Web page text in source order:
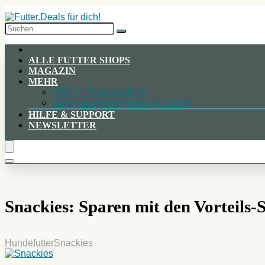
to
Content
ALLE FUTTER SHOPS
MAGAZIN
MEHR
CBD Öl Preisvergleich
Wasserbedarf-Rechner für Hunde
HILFE & SUPPORT
NEWSLETTER
Snackies: Sparen mit den Vorteils-
HundefutterSnackies